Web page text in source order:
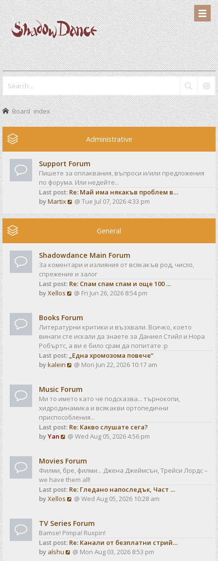
Board index
Administrative
Support Forum
Пишете за оплаквания, въпроси и/или предложения
по форума. Или недейте...
Last post: Re: Май има някакъв проблем в…
byMartix
V
e
e
l
a
t
e
p
o
s
@ Tue Jul 07, 2026 4:33 pm
General
Shadowdance Main Forum
За коментари и излияния от всякакъв род, число,
спрежение и залог
Last post: Re: Спам спам спам и още 100 …
byXellos
V
w
t
h
e
l
a
s
t
p
o
s
t
@ Fri Jun 26, 2026 8:54 pm
Books Forum
Литературни критики и възхвали. Всичко, което
винаги сте искали да знаете за Даниел Стийл и Нора
Робъртс, а ви е било срам да попитате :р
Last post: „Една хромозома повече“
bykalein
V
w
t
h
e
l
a
s
t
p
o
s
@ Mon Jun 22, 2026 10:17 am
Music Forum
Ми то името като че подсказва... търнокопи,
хидродинамика и всякакви ортопедични
приспособления...
Last post: Re: Какво слушате сега?
byYan
V
w
t
h
e
e
s
t
p
@ Wed Aug 05, 2026 4:56 pm
Movies Forum
Филми, бре, филми... Джена Джеймсън, Трейси Лордс –
we have them all!
Last post: Re: Гледано напоследък, Част …
byXellos
V
w
t
h
e
@ Wed Aug 05, 2026 10:28 am
TV Series Forum
Bamse! Pimpa! Ruxpin!
Last post: Re: Канали от безплатни стрий…
by alshu
V@ Mon Aug 03, 2026 8:53 pm